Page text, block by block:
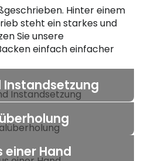
Hinter einem
steht ein starkes und
Sie unsere
einfach einfacher
einer Hand